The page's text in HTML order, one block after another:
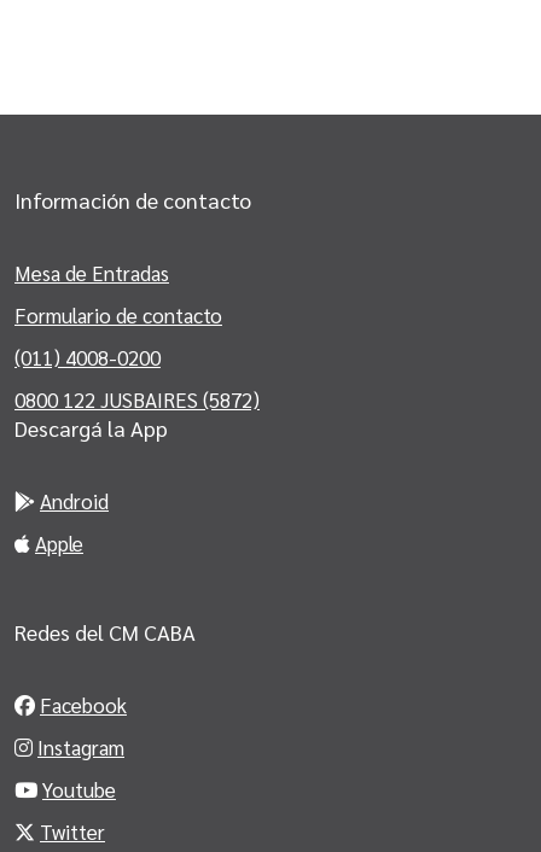
Información de contacto
Mesa de Entradas
Formulario de contacto
(011) 4008-0200
0800 122 JUSBAIRES (5872)
Descargá la App
Android
Apple
Redes del CM CABA
Facebook
Instagram
Youtube
Twitter